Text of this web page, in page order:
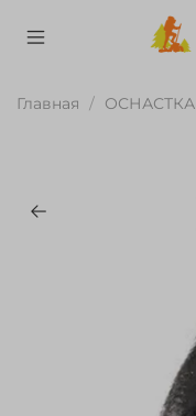
Главная ОСНАСТКА